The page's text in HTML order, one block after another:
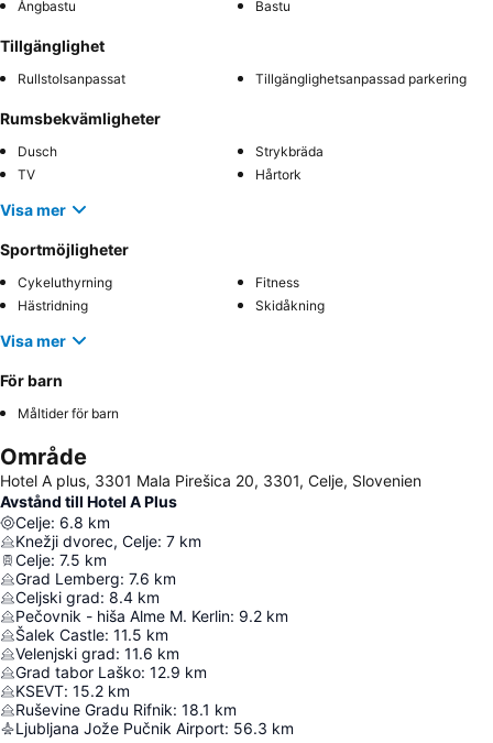
Ångbastu Bastu
Tillgänglighet
Rullstolsanpassat Tillgänglighetsanpassad parkering
Rumsbekvämligheter
Dusch
Strykbräda
TV
Hårtork
Visa mer
Sportmöjligheter
Cykeluthyrning
Fitness
Hästridning
Skidåkning
Visa mer
För barn
Måltider för barn
Område
Hotel A plus, 3301 Mala Pirešica 20, 3301, Celje, Slovenien
Avstånd till Hotel A Plus
Celje: 6.8 km
Knežji dvorec, Celje: 7 km
Celje: 7.5 km
Grad Lemberg: 7.6 km
Celjski grad: 8.4 km
Pečovnik - hiša Alme M. Kerlin: 9.2 km
Šalek Castle: 11.5 km
Velenjski grad: 11.6 km
Grad tabor Laško: 12.9 km
KSEVT: 15.2 km
Ruševine Gradu Rifnik: 18.1 km
Ljubljana Jože Pučnik Airport: 56.3 km